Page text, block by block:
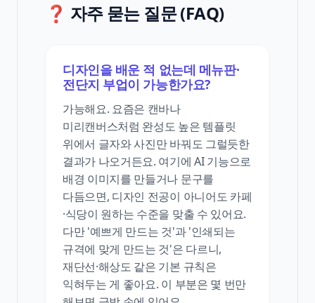
❓ 자주 묻는 질문 (FAQ)
디자인을 배운 적 없는데 메뉴판·
전단지 부업이 가능한가요?
가능해요. 요즘은 캔바나
미리캔버스처럼 완성도 높은 템플릿
위에서 글자와 사진만 바꿔도 그럴듯한
결과가 나오거든요. 여기에 AI 기능으로
배경 이미지를 만들거나 문구를
다듬으면, 디자인 전공이 아니어도 카페
·식당이 원하는 수준을 맞출 수 있어요.
다만 '예쁘게 만드는 것'과 '인쇄되는
규격에 맞게 만드는 것'은 다르니,
재단선·해상도 같은 기본 규칙은
익혀두는 게 좋아요. 이 부분은 몇 번만